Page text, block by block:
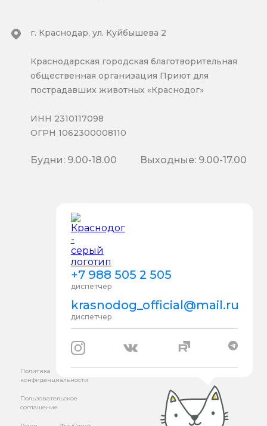
+7 988 505 2 505
диспетчер
krasnodog_official@mail.ru
диспетчер
г. Краснодар, ул. Куйбышева 2
Краснодарская городская благотворительная
общественная организация Приют для
пострадавших животных «Краснодог»
ИНН 2310117098
ОГРН 1062300008110
Будни: 9.00-18.00 Выходные: 9.00-17.00
Политика
конфиденциальности
Пользовательское
соглашение